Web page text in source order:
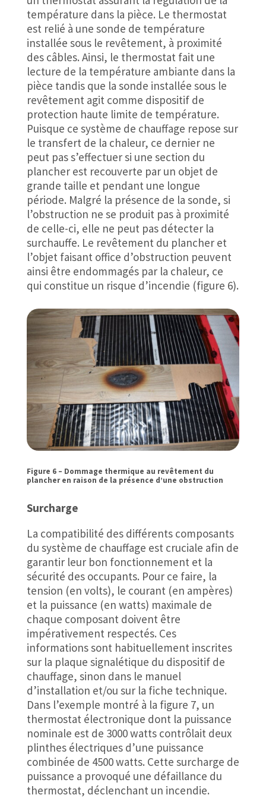
température dans la pièce. Le thermostat
est relié à une sonde de température
installée sous le revêtement, à proximité
des câbles. Ainsi, le thermostat fait une
lecture de la température ambiante dans la
pièce tandis que la sonde installée sous le
revêtement agit comme dispositif de
protection haute limite de température.
Puisque ce système de chauffage repose sur
le transfert de la chaleur, ce dernier ne
peut pas s’effectuer si une section du
plancher est recouverte par un objet de
grande taille et pendant une longue
période. Malgré la présence de la sonde, si
l’obstruction ne se produit pas à proximité
de celle-ci, elle ne peut pas détecter la
surchauffe. Le revêtement du plancher et
l’objet faisant office d’obstruction peuvent
ainsi être endommagés par la chaleur, ce
qui constitue un risque d’incendie (figure 6).
Figure 6 – Dommage thermique au revêtement du
plancher en raison de la présence d’une obstruction
Surcharge
La compatibilité des différents composants
du système de chauffage est cruciale afin de
garantir leur bon fonctionnement et la
sécurité des occupants. Pour ce faire, la
tension (en volts), le courant (en ampères)
et la puissance (en watts) maximale de
chaque composant doivent être
impérativement respectés. Ces
informations sont habituellement inscrites
sur la plaque signalétique du dispositif de
chauffage, sinon dans le manuel
d’installation et/ou sur la fiche technique.
Dans l’exemple montré à la figure 7, un
thermostat électronique dont la puissance
nominale est de 3000 watts contrôlait deux
plinthes électriques d’une puissance
combinée de 4500 watts. Cette surcharge de
puissance a provoqué une défaillance du
thermostat, déclenchant un incendie.